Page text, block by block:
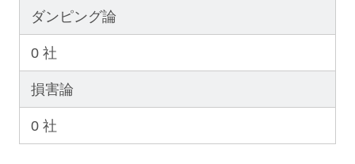
ダンピング論
0 社
損害論
0 社